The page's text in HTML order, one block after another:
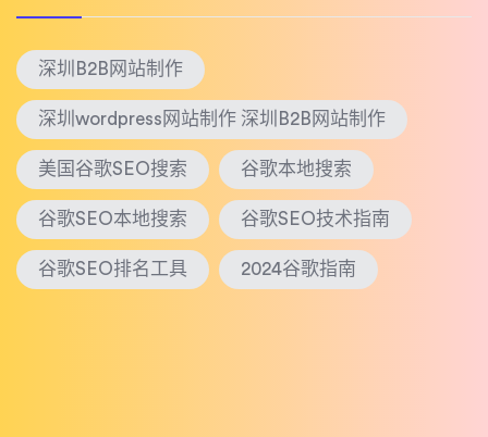
深圳B2B网站制作
深圳wordpress网站制作 深圳B2B网站制作
美国谷歌SEO搜索 谷歌本地搜索
谷歌SEO本地搜索 谷歌SEO技术指南
谷歌SEO排名工具 2024谷歌指南